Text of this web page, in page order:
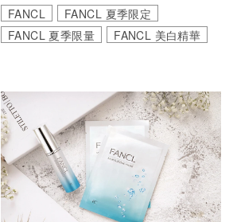
FANCL
FANCL 夏季限定
FANCL 夏季限量
FANCL 美白精華